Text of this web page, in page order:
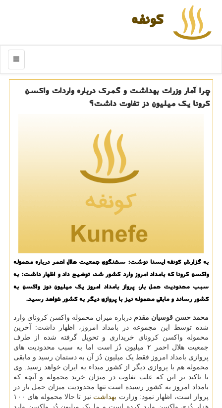
كونفه
منو
چرا آمار وزرات بهداشت و گمرك درباره واردات واكسن
كرونا یك میلیون دز تفاوت داشت؟
به گزارش کونفه ایسنا نوشت: سخنگوی جمعیت هلال احمر درباره محموله
واکسن کرونا که بامداد امروز وارد کشور شد، توضیح داد و اظهار داشت: به
سبب محدودیت حمل بار، پرواز بامداد امروز یک میلیون دوز واکسن به
کشور رساند و مابقی محموله نیز با پروازی دیگر به کشور خواهد رسید.
محمد حسن قوسیان مقدم درباره میزان محموله واکسن کرونای وارد
شده توسط این مجموعه در بامداد امروز، اظهار داشت: آخرین
محموله واکسن کرونای خریداری و تحویل گرفته شده از طرف
جمعیت هلال احمر ۲ میلیون دُز است اما به سبب محدودیت های
پروازی بامداد امروز فقط یک میلیون دُز آن به دستمان رسید و مابقی
محموله هم با پروازی دیگر از کشور مبداء به ایران خواهد رسید. وی
با تاکید بر این که علت تفاوت در میزان خرید محموله و آنچه که
بامداد امروز به کشور رسیده است تنها محدودیت میزان حمل بار در
پرواز است، اظهار نمود: وزارت بهداشت
نیز تا حالا محموله های ۱۰۰
هزار دُزی واکسن وارد کرده است و ما یک میلیون دُز واکسن وارد